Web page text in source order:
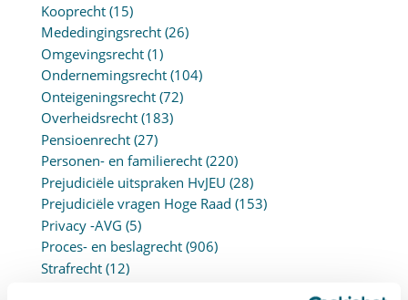
Kooprecht(15)
Mededingingsrecht(26)
Omgevingsrecht(1)
Ondernemingsrecht(104)
Onteigeningsrecht(72)
Overheidsrecht(183)
Pensioenrecht(27)
Personen- en familierecht(220)
Prejudiciële uitspraken HvJEU (28)
Prejudiciële vragen Hoge Raad (153)
Privacy -AVG (5)
Proces- en beslagrecht(906)
Strafrecht(12)